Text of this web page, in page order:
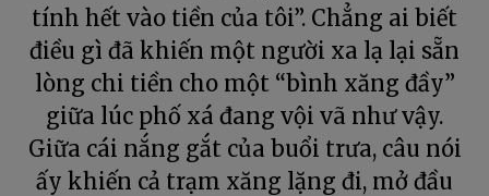
tính hết vào tiền của tôi”. Chẳng ai biết
điều gì đã khiến một người xa lạ lại sẵn
lòng chi tiền cho một “bình xăng đầy”
giữa lúc phố xá đang vội vã như vậy.
Giữa cái nắng gắt của buổi trưa, câu nói
ấy khiến cả trạm xăng lặng đi, mở đầu